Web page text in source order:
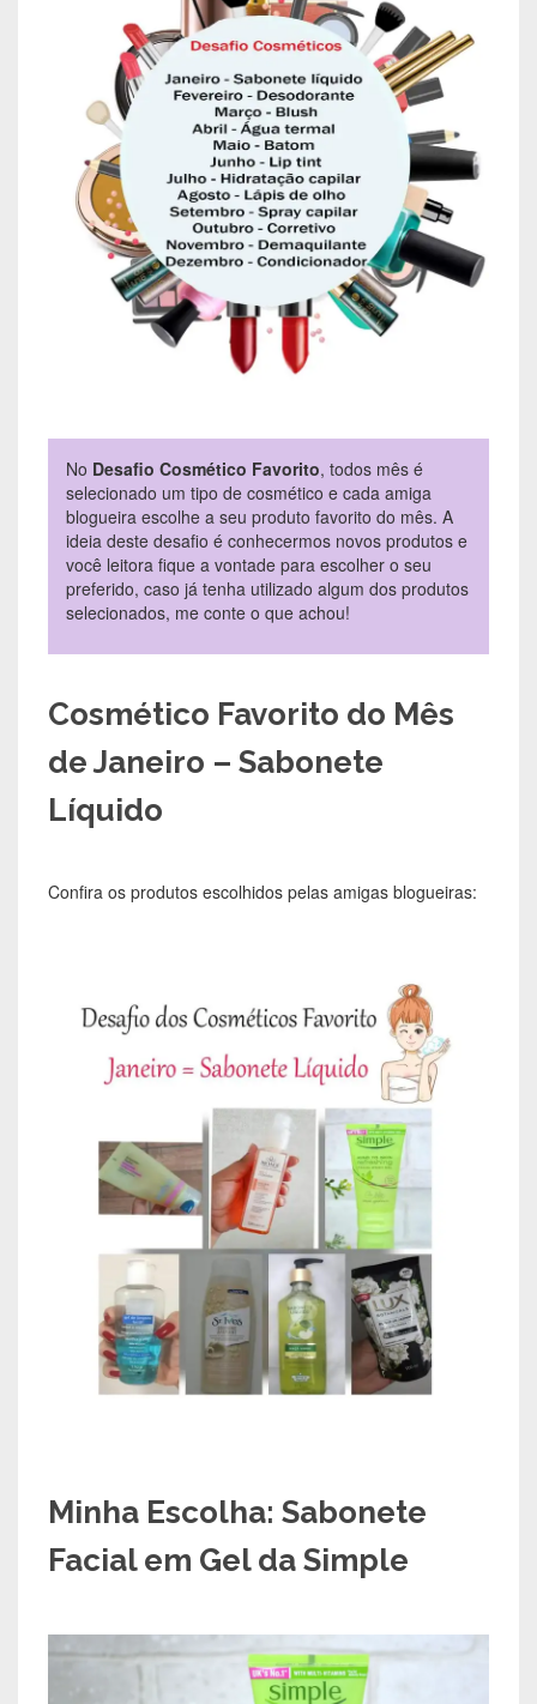
No Desafio Cosmético Favorito, todos mês é
selecionado um tipo de cosmético e cada amiga
blogueira escolhe a seu produto favorito do mês. A
ideia deste desafio é conhecermos novos produtos e
você leitora fique a vontade para escolher o seu
preferido, caso já tenha utilizado algum dos produtos
selecionados, me conte o que achou!
Cosmético Favorito do Mês
de Janeiro – Sabonete
Líquido
Confira os produtos escolhidos pelas amigas blogueiras:
Minha Escolha: Sabonete
Facial em Gel da Simple